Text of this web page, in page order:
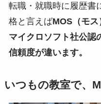
転職・就職時に履歴書
格と言えばMOS（モス
マイクロソフト社公認
信頼度が違います。
いつもの教室で、